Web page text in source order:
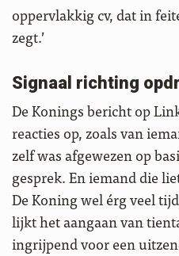
oppervlakkig cv, dat in
zegt.’
Signaal richting
De Konings bericht op
reacties op, zoals van
zelf was afgewezen op
gesprek. En iemand die
De Koning wel érg veel
lijkt het aangaan van
ingrijpend voor een